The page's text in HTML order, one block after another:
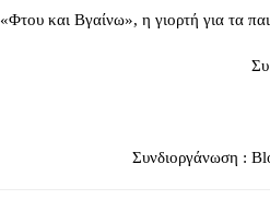
«Φτου και Βγαίνω», η γιορτή για τα
Συνδιοργάνωση :